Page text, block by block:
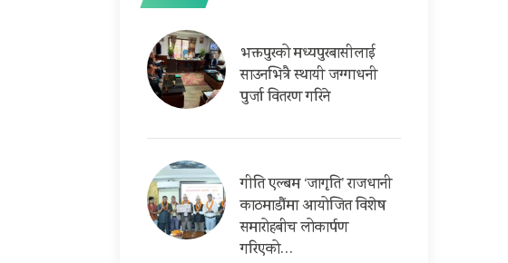
भक्तपुरको मध्यपुरबासीलाई
साउनभित्रै स्थायी जग्गाधनी
पुर्जा वितरण गरिने
गीति एल्बम ‘जागृति’ राजधानी
काठमाडौंमा आयोजित विशेष
समारोहबीच लोकार्पण
गरिएको…